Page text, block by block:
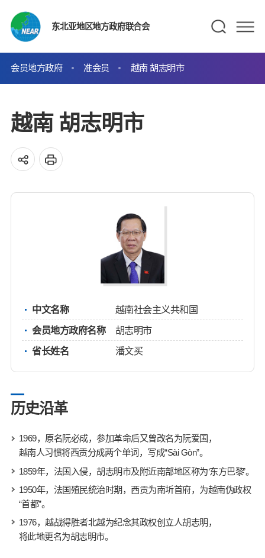
东北亚地区地方政府联合会
会员地方政府 准会员 越南 胡志明市
越南 胡志明市
中文名称
越南社会主义共和国
会员地方政府名称
胡志明市
省长姓名
潘文买
历史沿革
1969，原名阮必成，参加革命后又曾改名为阮爱国，
越南人习惯将西贡分成两个单词，写成“Sài Gòn”。
1859年，法国入侵，胡志明市及附近南部地区称为‘东方巴黎’。
1950年，法国殖民统治时期，西贡为南圻首府，为越南伪政权
“首都”。
1976，越战得胜者北越为纪念其政权创立人胡志明，
将此地更名为胡志明市。